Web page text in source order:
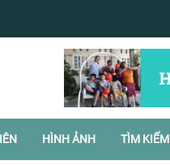
HÌNH ẢNH TÌM KIẾM